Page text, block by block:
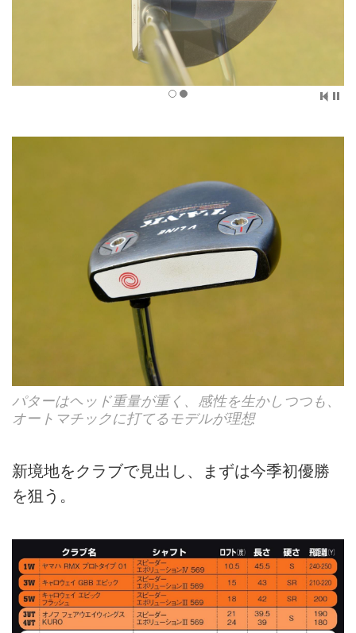
パターはヘッド重量が重く、感性を生かしつつも、
オートマチックに打てるモデルが理想
新境地をクラブで見出し、まずは今季初優勝
を狙う。